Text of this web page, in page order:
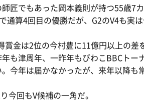
匠でもあった岡本義則が持つ55歳7
通算4回目の優勝だが、G2のV4も実
賞金は2位の今村豊に11億円以上の
も津周年、一昨年もびわこBBCトー
今年は届かなかったが、来年以降も
今回もV候補の一角だ。